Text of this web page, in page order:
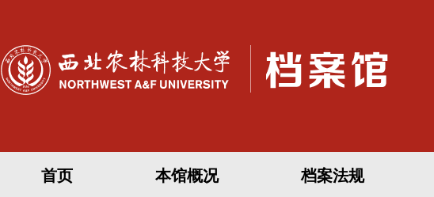
首页 本馆概况 档案法规